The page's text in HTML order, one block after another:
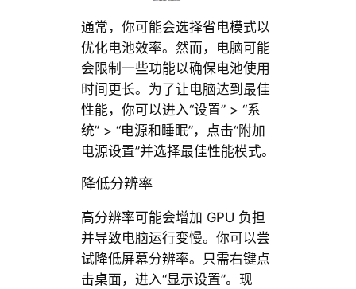
通常，你可能会选择省电模式以
优化电池效率。然而，电脑可能
会限制一些功能以确保电池使用
时间更长。为了让电脑达到最佳
性能，你可以进入“设置” > “系
统” > “电源和睡眠”，点击“附加
电源设置”并选择最佳性能模式。
降低分辨率
高分辨率可能会增加 GPU 负担
并导致电脑运行变慢。你可以尝
试降低屏幕分辨率。只需右键点
击桌面，进入“显示设置”。现